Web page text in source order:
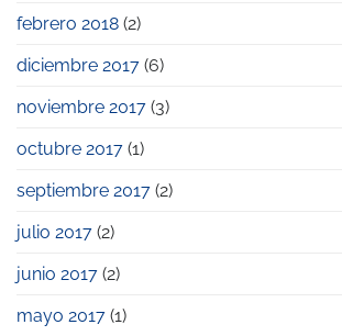
febrero 2018 (2)
diciembre 2017 (6)
noviembre 2017 (3)
octubre 2017 (1)
septiembre 2017 (2)
julio 2017 (2)
junio 2017 (2)
mayo 2017 (1)